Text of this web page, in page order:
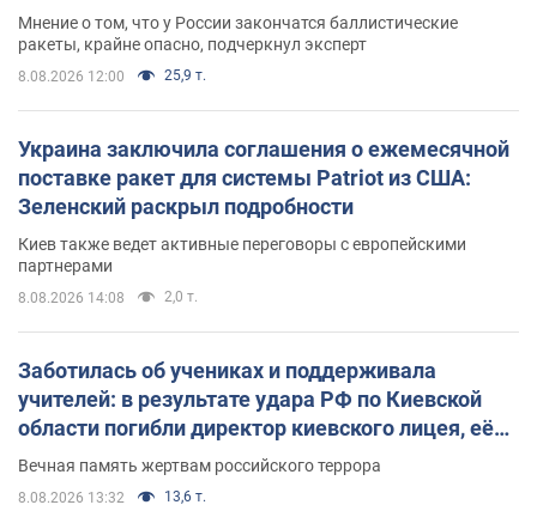
Мнение о том, что у России закончатся баллистические
ракеты, крайне опасно, подчеркнул эксперт
8.08.2026 12:00 25,9 т.
Украина заключила соглашения о ежемесячной
поставке ракет для системы Patriot из США:
Зеленский раскрыл подробности
Киев также ведет активные переговоры с европейскими
партнерами
8.08.2026 14:08 2,0 т.
Заботилась об учениках и поддерживала
учителей: в результате удара РФ по Киевской
области погибли директор киевского лицея, её
муж и внук
Вечная память жертвам российского террора
8.08.2026 13:32 13,6 т.